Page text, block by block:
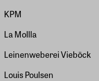
KPM
La Mollla
Leinenweberei Vieböck
Louis Poulsen